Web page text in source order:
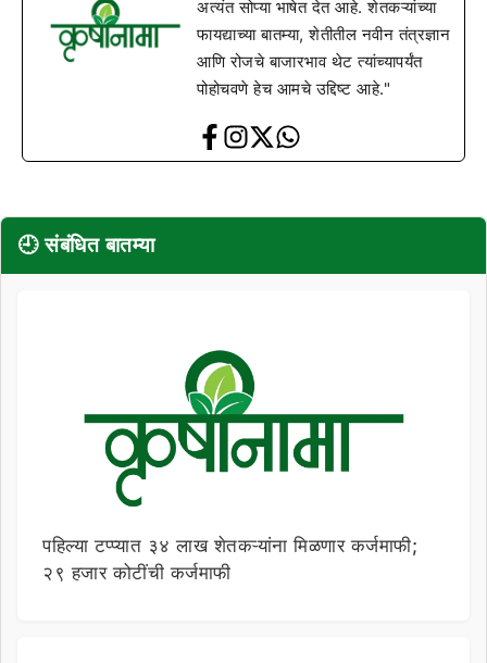
अत्यंत सोप्या भाषेत देत आहे. शेतकऱ्यांच्या
फायद्याच्या बातम्या, शेतीतील नवीन तंत्रज्ञान
आणि रोजचे बाजारभाव थेट त्यांच्यापर्यंत
पोहोचवणे हेच आमचे उद्दिष्ट आहे."
🕘 संबंधित बातम्या
पहिल्या टप्प्यात ३४ लाख शेतकऱ्यांना मिळणार कर्जमाफी;
२९ हजार कोटींची कर्जमाफी